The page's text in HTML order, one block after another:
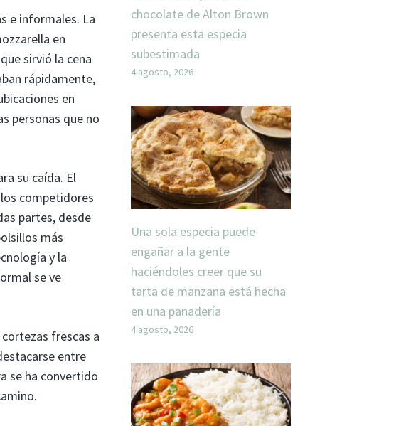
e informales. La
en
sirvió la cena
rápidamente,
en
personas que no
su caída. El
competidores
partes, desde
más
y la
se ve
frescas a
entre
se ha convertido
chocolate de Alton Brown
presenta esta especia
subestimada
4 agosto, 2026
Una sola especia puede
engañar a la gente
haciéndoles creer que su
tarta de manzana está hecha
en una panadería
4 agosto, 2026